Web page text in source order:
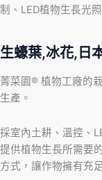
制、LED植物生長光
生蠔葉,冰花,日
菁菜園® 植物工廠的
生產。
採室內土耕、溫控、
提供植物生長所需要
方式，讓作物擁有充